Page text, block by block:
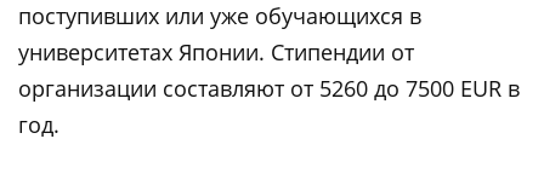
поступивших или уже обучающихся в
университетах Японии. Стипендии от
организации составляют от 5260 до 7500 EUR в
год.